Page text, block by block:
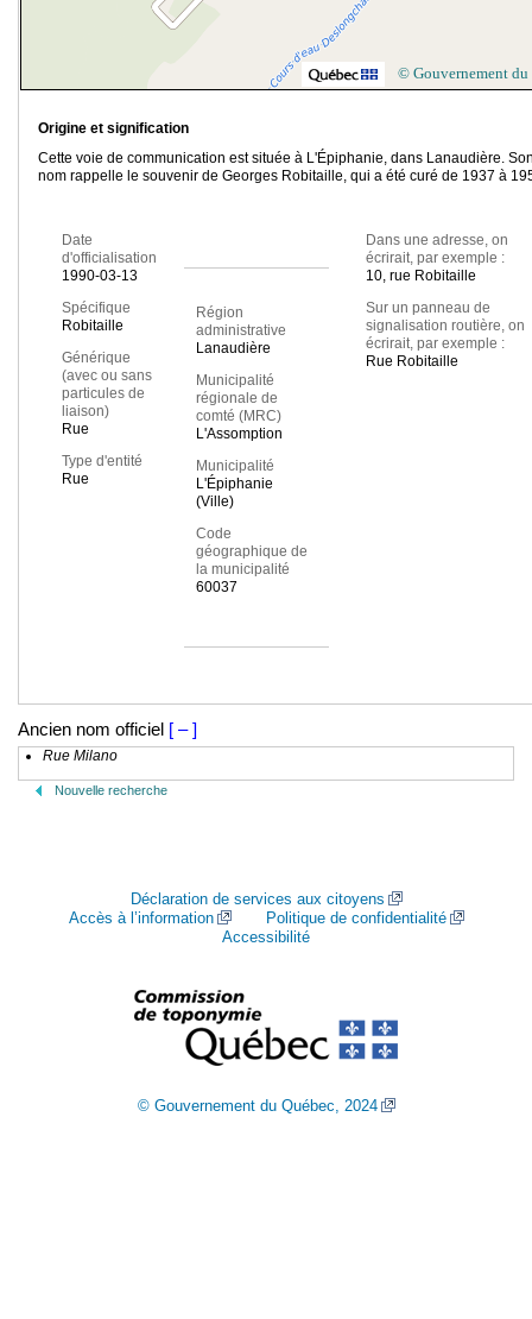
© Gouvernement du
Origine et signification
Cette voie de communication est située à L'Épiphanie, dans Lanaudière.
nom rappelle le souvenir de Georges Robitaille, qui a été curé de 1937 à
Date
d'officialisation
1990-03-13
Spécifique
Robitaille
Générique
(avec ou sans
particules de
liaison)
Rue
Type d'entité
Rue
Région
administrative
Lanaudière
Municipalité
régionale de
comté (MRC)
L'Assomption
Municipalité
L'Épiphanie
(Ville)
Code
géographique de
la municipalité
60037
Dans une adresse, on
écrirait, par exemple :
10, rue Robitaille
Sur un panneau de
signalisation routière, on
écrirait, par exemple :
Rue Robitaille
Ancien nom officiel [ – ]
Rue Milano
Nouvelle recherche
Déclaration de services aux citoyens
Accès à l’information
Politique de confidentialité
Accessibilité
© Gouvernement du Québec, 2024